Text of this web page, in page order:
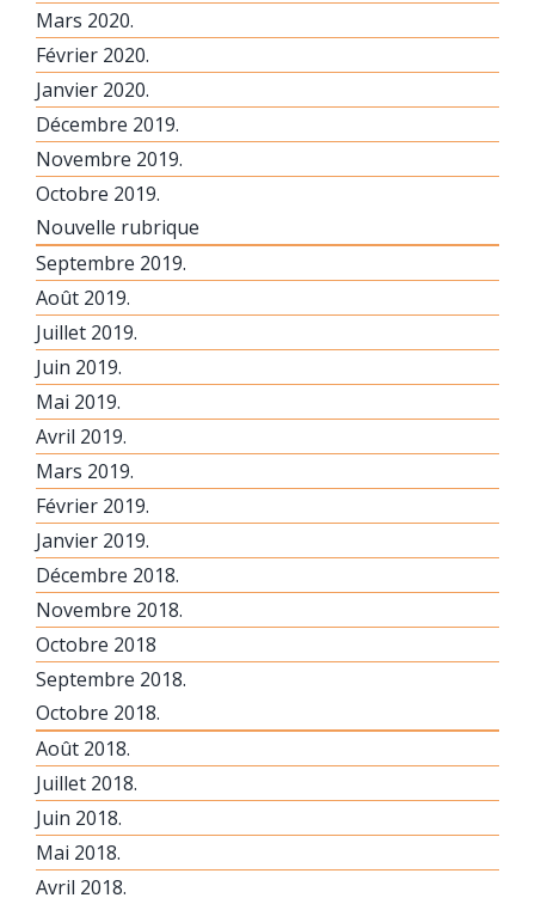
Mars 2020.
Février 2020.
Janvier 2020.
Décembre 2019.
Novembre 2019.
Octobre 2019.
Nouvelle rubrique
Septembre 2019.
Août 2019.
Juillet 2019.
Juin 2019.
Mai 2019.
Avril 2019.
Mars 2019.
Février 2019.
Janvier 2019.
Décembre 2018.
Novembre 2018.
Octobre 2018
Septembre 2018.
Octobre 2018.
Août 2018.
Juillet 2018.
Juin 2018.
Mai 2018.
Avril 2018.